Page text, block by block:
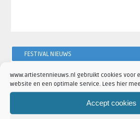
www.artiestennieuws.nl gebruikt cookies voor
website en een optimale service. Lees hier
Accept cookies
FESTIVAL NIEUWS
AANKONDIGINGEN